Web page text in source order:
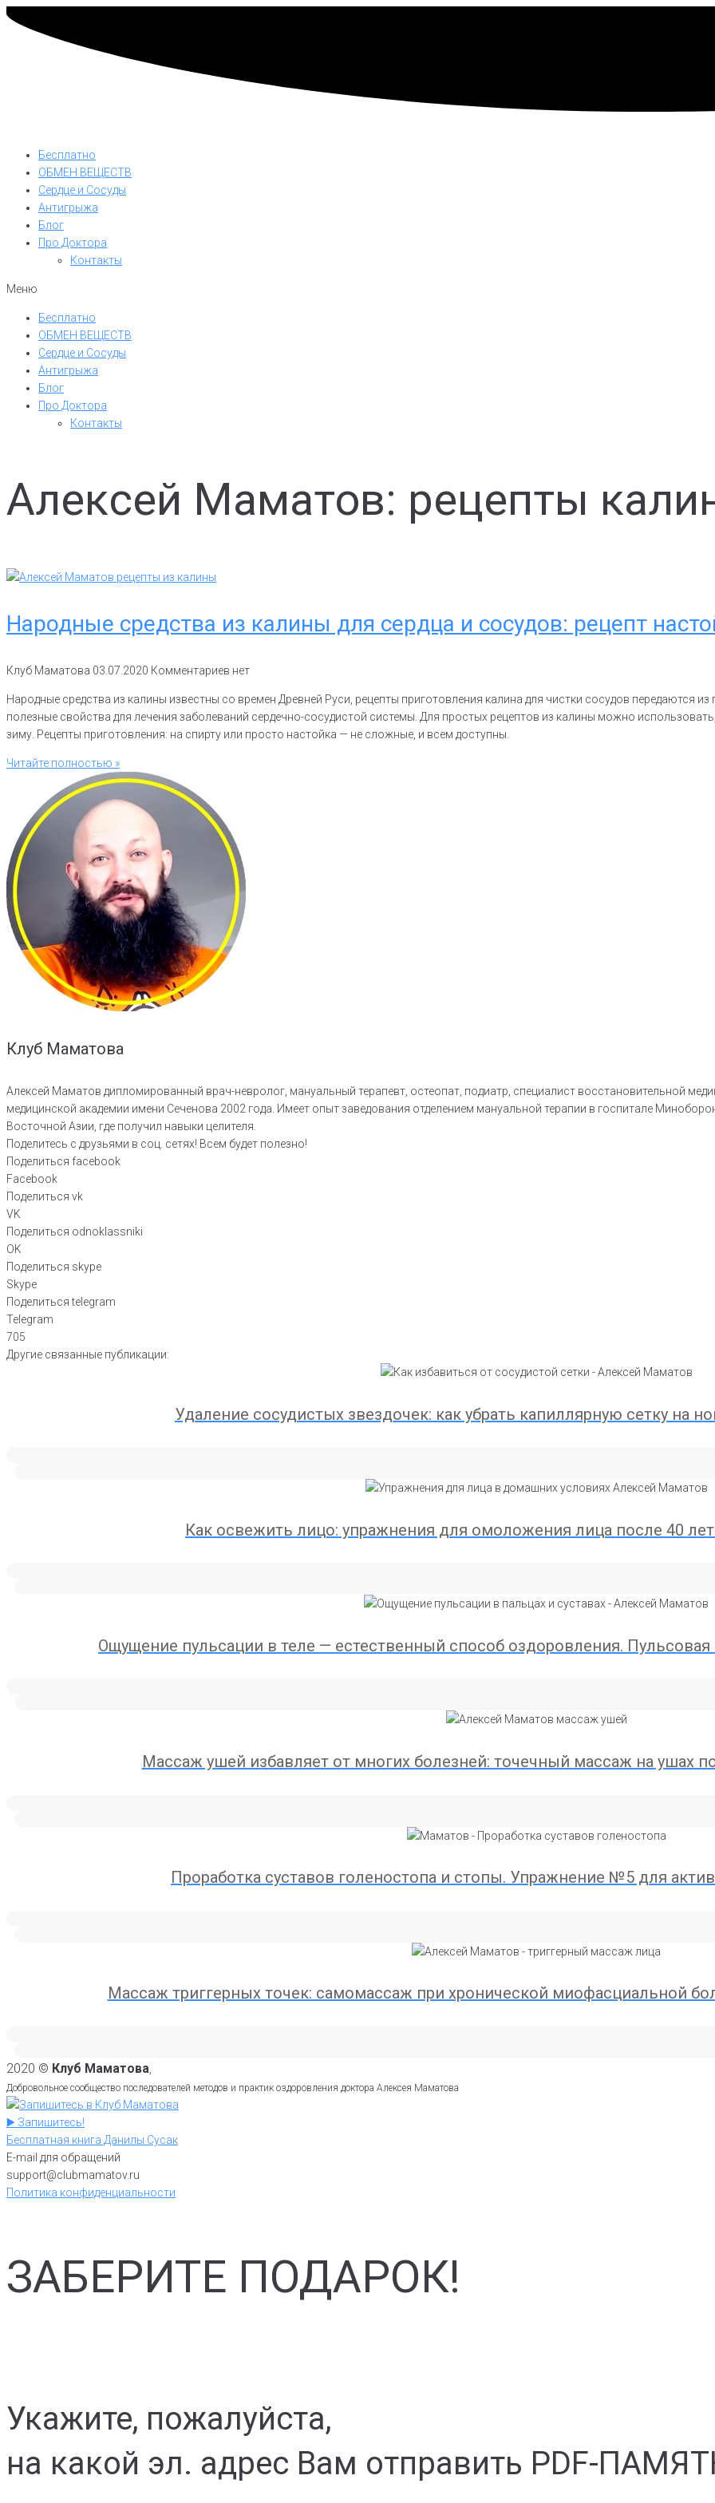
Бесплатно
ОБМЕН ВЕЩЕСТВ
Сердце и Сосуды
Антигрыжа
Блог
Про Доктора
Контакты
Меню
Бесплатно
ОБМЕН ВЕЩЕСТВ
Сердце и Сосуды
Антигрыжа
Блог
Про Доктора
Контакты
Алексей Маматов: рецепты
Народные средства из калины для сердца и сосудов: рецепт
Клуб Маматова 03.07.2020 Комментариев нет
Народные средства из калины известны со времен Древней Руси, рецепты приготовления калина для чистки сосудов передаются
полезные свойства для лечения заболеваний сердечно-сосудистой системы. Для простых рецептов из калины можно
зиму. Рецепты приготовления: на спирту или просто настойка — не сложные, и всем доступны.
Читайте полностью »
Клуб Маматова
Алексей Маматов дипломированный врач-невролог, мануальный терапевт, остеопат, подиатр, специалист восстановительной
медицинской академии имени Сеченова 2002 года. Имеет опыт заведования отделением мануальной терапии в госпитале
Восточной Азии, где получил навыки целителя.
Поделитесь с друзьями в соц. сетях! Всем будет полезно!
Поделиться facebook
Facebook
Поделиться vk
VK
Поделиться odnoklassniki
OK
Поделиться skype
Skype
Поделиться telegram
Telegram
705
Другие связанные публикации:
Удаление сосудистых звездочек: как убрать капиллярную сетку на
Как освежить лицо: упражнения для омоложения лица после 40
Ощущение пульсации в теле — естественный способ оздоровления.
Массаж ушей избавляет от многих болезней: точечный массаж на ушах
Проработка суставов голеностопа и стопы. Упражнение №5 для
Массаж триггерных точек: самомассаж при хронической миофасциальной
2020 © Клуб Маматова
Добровольное сообщество последователей методов и практик оздоровления доктора Алексея Маматова
▶️ Запишитесь!
Бесплатная книга Данилы Сусак
E-mail для обращений
support@clubmamatov.ru
Политика конфиденциальности
ЗАБЕРИТЕ ПОДАРОК!
Укажите, пожалуйста,
на какой эл. адрес Вам отправить PDF-